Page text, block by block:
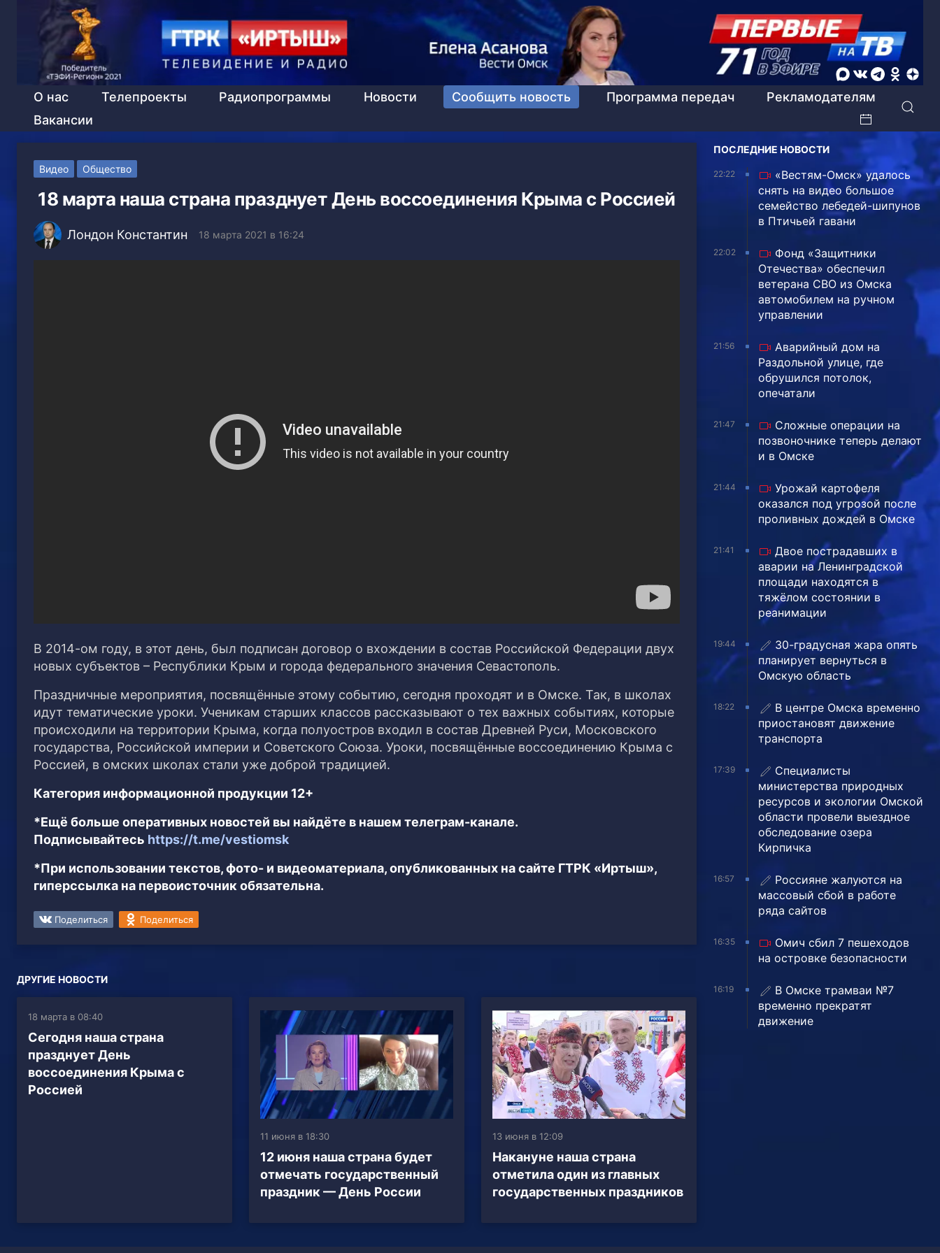
О нас Телепроекты Радиопрограммы Новости Сообщить новость Программа передач
Рекламодателям
Вакансии
Видео Общество
18 марта наша страна празднует День воссоединения Крыма с Россией
Лондон Константин 18 марта 2021 в 16:24
В 2014-ом году, в этот день, был подписан договор о вхождении в состав Российской Федерации двух
новых субъектов – Республики Крым и города федерального значения Севастополь.
Праздничные мероприятия, посвящённые этому событию, сегодня проходят и в Омске. Так, в школах
идут тематические уроки. Ученикам старших классов рассказывают о тех важных событиях, которые
происходили на территории Крыма, когда полуостров входил в состав Древней Руси, Московского
государства, Российской империи и Советского Союза. Уроки, посвящённые воссоединению Крыма с
Россией, в омских школах стали уже доброй традицией.
Категория информационной продукции 12+
*Ещё больше оперативных новостей вы найдёте в нашем телеграм-канале.
Подписывайтесь https://t.me/vestiomsk
*При использовании текстов, фото- и видеоматериала, опубликованных на сайте ГТРК «Иртыш»,
гиперссылка на первоисточник обязательна.
Поделиться Поделиться
ДРУГИЕ НОВОСТИ
18 марта в 08:40
Сегодня наша страна
празднует День
воссоединения Крыма с
Россией
11 июня в 18:30
12 июня наша страна будет
отмечать государственный
праздник — День России
13 июня в 12:09
Накануне наша страна
отметила один из главных
государственных праздников
ПОСЛЕДНИЕ НОВОСТИ
22:22
«Вестям-Омск» удалось
снять на видео большое
семейство лебедей-шипунов
в Птичьей гавани
22:02
Фонд «Защитники
Отечества» обеспечил
ветерана СВО из Омска
автомобилем на ручном
управлении
21:56
Аварийный дом на
Раздольной улице, где
обрушился потолок,
опечатали
21:47
Сложные операции на
позвоночнике теперь делают
и в Омске
21:44
Урожай картофеля
оказался под угрозой после
проливных дождей в Омске
21:41
Двое пострадавших в
аварии на Ленинградской
площади находятся в
тяжёлом состоянии в
реанимации
19:44
30-градусная жара опять
планирует вернуться в
Омскую область
18:22
В центре Омска временно
приостановят движение
транспорта
17:39
Специалисты
министерства природных
ресурсов и экологии Омской
области провели выездное
обследование озера
Кирпичка
16:57
Россияне жалуются на
массовый сбой в работе
ряда сайтов
16:35
Омич сбил 7 пешеходов
на островке безопасности
16:19
В Омске трамваи №7
временно прекратят
движение